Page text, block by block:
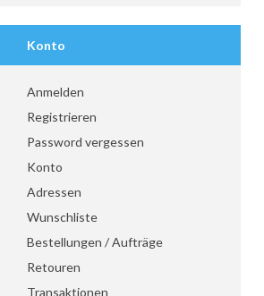
Konto
Anmelden
Registrieren
Password vergessen
Konto
Adressen
Wunschliste
Bestellungen / Aufträge
Retouren
Transaktionen